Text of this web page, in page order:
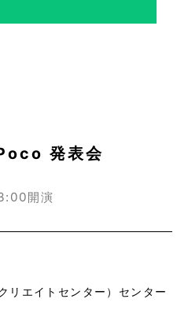
発表会
開演
リエイトセンター）センター